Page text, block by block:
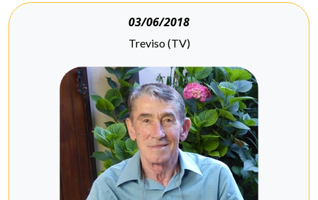
03/06/2018
Treviso (TV)